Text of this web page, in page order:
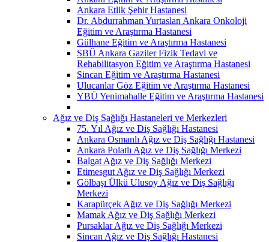
Ankara Etlik Şehir Hastanesi
Dr. Abdurrahman Yurtaslan Ankara Onkoloji
Eğitim ve Araştırma Hastanesi
Gülhane Eğitim ve Araştırma Hastanesi
SBÜ Ankara Gaziler Fizik Tedavi ve
Rehabilitasyon Eğitim ve Araştırma Hastanesi
Sincan Eğitim ve Araştırma Hastanesi
Ulucanlar Göz Eğitim ve Araştırma Hastanesi
YBÜ Yenimahalle Eğitim ve Araştırma Hastanesi
Ağız ve Diş Sağlığı Hastaneleri ve Merkezleri
75. Yıl Ağız ve Diş Sağlığı Hastanesi
Ankara Osmanlı Ağız ve Diş Sağlığı Hastanesi
Ankara Polatlı Ağız ve Diş Sağlığı Merkezi
Balgat Ağız ve Diş Sağlığı Merkezi
Etimesgut Ağız ve Diş Sağlığı Merkezi
Gölbaşı Ülkü Ulusoy Ağız ve Diş Sağlığı
Merkezi
Karapürçek Ağız ve Diş Sağlığı Merkezi
Mamak Ağız ve Diş Sağlığı Merkezi
Pursaklar Ağız ve Diş Sağlığı Merkezi
Sincan Ağız ve Diş Sağlığı Hastanesi